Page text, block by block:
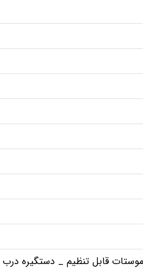
قابل تنظیم _ دستگیره